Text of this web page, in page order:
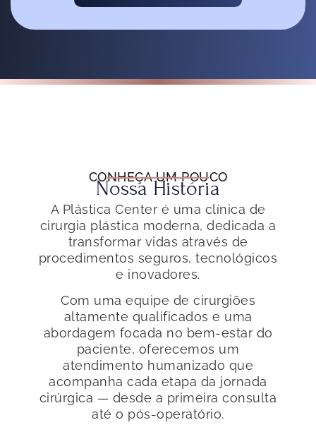
CONHEÇA UM POUCO
Nossa História
A Plástica Center é uma clínica de
cirurgia plástica moderna, dedicada a
transformar vidas através de
procedimentos seguros, tecnológicos
e inovadores.
Com uma equipe de cirurgiões
altamente qualificados e uma
abordagem focada no bem-estar do
paciente, oferecemos um
atendimento humanizado que
acompanha cada etapa da jornada
cirúrgica — desde a primeira consulta
até o pós-operatório.